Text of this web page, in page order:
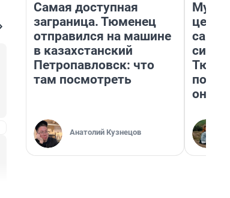
Самая доступная
заграница. Тюменец
отправился на машине
в казахстанский
Петропавловск: что
там посмотреть
Анатолий Кузнецов
они